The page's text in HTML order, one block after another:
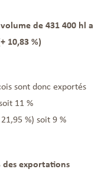
de 431 400 hl a
10,83 %)
sont donc exportés
11 %
%) soit 9 %
des exportations